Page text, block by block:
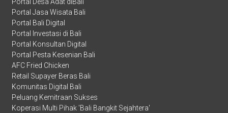
Portal Jasa Wisata Bali
Portal Bali Digital
Portal Investasi di Bali
Portal Konsultan Digital
Portal Pesta Kesenian Bali
AFC Fried Chicken
Retail Supayer Beras Bali
Komunitas Digital Bali
Peluang Kemitraan Sukses
Koperasi Multi Pihak 'Bali Bangkit Sejahtera'